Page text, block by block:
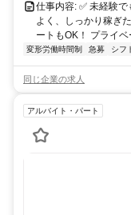
仕事内容: ✅ 未経験
よく、しっかり稼ぎ
ートもOK！ プライ
変形労働時間制 急募 シフ
同じ企業の求人
アルバイト・パート